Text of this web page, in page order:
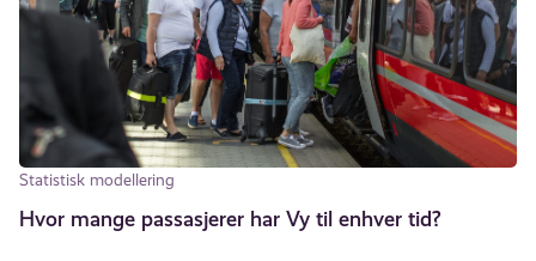
Statistisk modellering
Hvor mange passasjerer har Vy til enhver tid?